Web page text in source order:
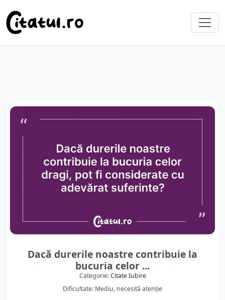
Dacă durerile noastre contribuie la
bucuria celor ...
Categorie:Citate Iubire
Dificultate: Mediu, necesită atenție